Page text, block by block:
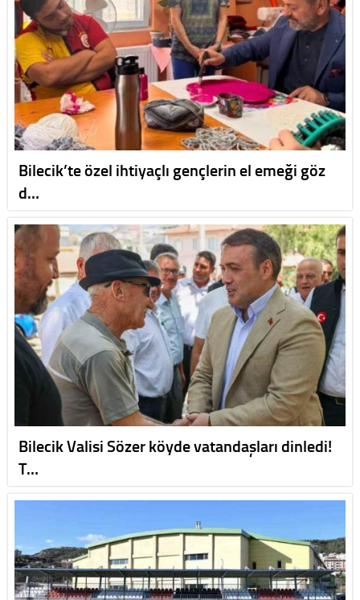
Bilecik’te özel ihtiyaçlı gençlerin el emeği göz
d…
Bilecik Valisi Sözer köyde vatandaşları dinledi!
T…